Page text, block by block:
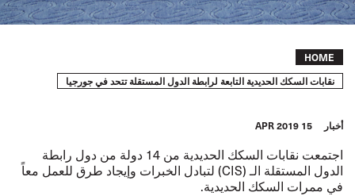
Breadcrumb
HOME
نقابات السكك الحديدية التابعة لرابطة الدول المستقلة تتحد في جورجيا
أخبار 15 APR 2019
اجتمعت نقابات السكك الحديدية من 14 دولة من دول رابطة
الدول المستقلة الـ (CIS) لتبادل الخبرات وإيجاد طرق للعمل معاً
في ممرات السكك الحديدية.